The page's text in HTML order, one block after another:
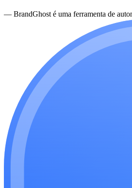
— BrandGhost é uma ferramenta de